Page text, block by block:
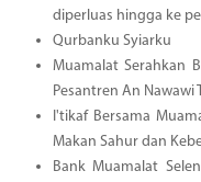
diperluas hingga ke
Qurbanku Syiarku
Muamalat Serahkan
Pesantren An Nawawi
I'tikaf Bersama
Makan Sahur dan
Bank Muamalat